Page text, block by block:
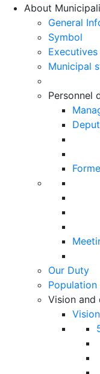
About
General
Symbol
Municipal
Personnel
Our Duty
Vision and